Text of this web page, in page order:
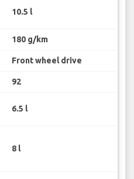
10.5 l
180 g/km
Front wheel drive
92
6.5 l
8 l